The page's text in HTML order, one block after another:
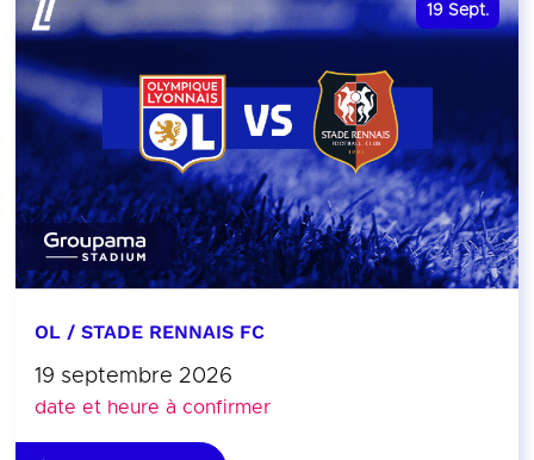
19 Sept.
OL / STADE RENNAIS FC
19 septembre 2026
date et heure à confirmer